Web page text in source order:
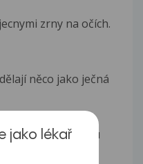
zrny na očích.
něco jako ječná
zrno. Nedokážu
jako lékař